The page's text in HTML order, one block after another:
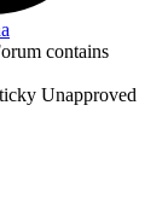
contains
Unapproved